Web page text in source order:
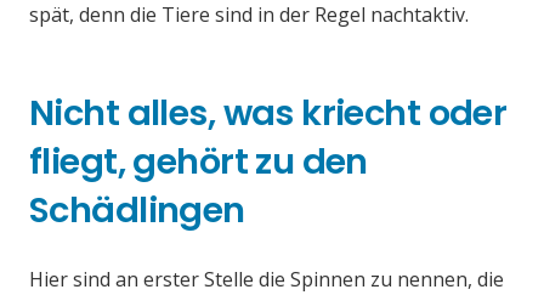
spät, denn die Tiere sind in der Regel nachtaktiv.
Nicht alles, was kriecht oder
fliegt, gehört zu den
Schädlingen
Hier sind an erster Stelle die Spinnen zu nennen, die